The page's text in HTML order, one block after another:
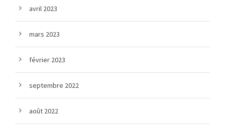
avril 2023
mars 2023
février 2023
septembre 2022
août 2022